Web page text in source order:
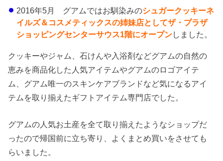
2016年5月 グアムではお馴染みのシュガークッキーネ
イルズ＆コスメティックスの姉妹店としてザ・プラザ
ショッピングセンターサウス1階にオープンしました。
クッキーやジャム、石けんや入浴剤などグアムの自然の
恵みを商品化した人気アイテムやグアムのロゴアイテ
ム、グアム唯一のスキンケアブランドなど気になるアイ
テムを取り揃えたギフトアイテム専門店でした。
グアムの人気お土産を全て取り揃えたようなショップだ
ったので帰国前に立ち寄り、よくまとめ買いをさせても
らいました。